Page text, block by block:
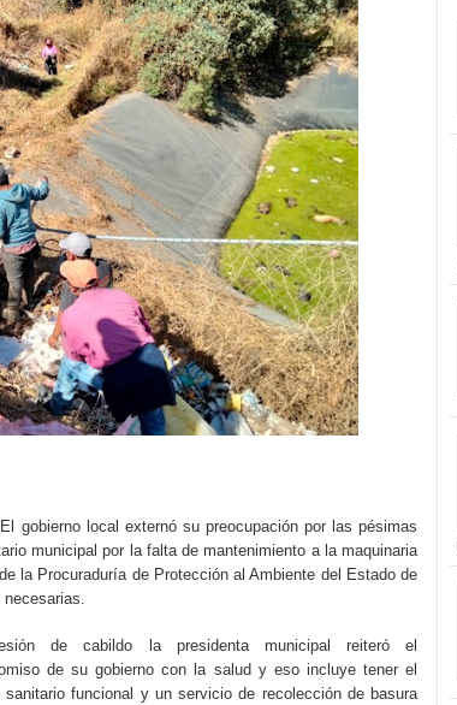
El gobierno local externó su preocupación por las pésimas
municipal por la falta de mantenimiento a la maquinaria
la Procuraduría de Protección al Ambiente del Estado de
de cabildo la presidenta municipal reiteró el
de su gobierno con la salud y eso incluye tener el
sanitario funcional y un servicio de recolección de basura